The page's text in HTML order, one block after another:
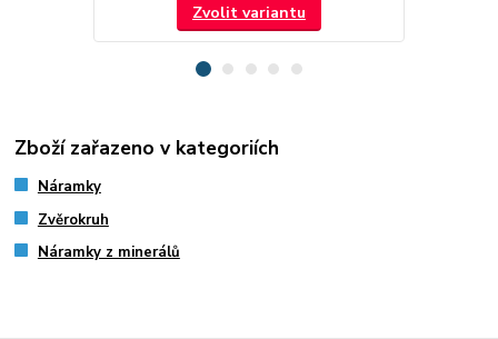
Zvolit variantu
Zboží zařazeno v kategoriích
Náramky
Zvěrokruh
Náramky z minerálů